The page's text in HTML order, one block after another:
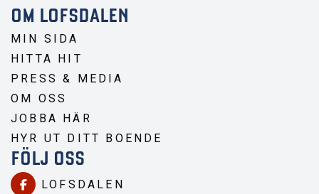
OM LOFSDALEN
MIN SIDA
HITTA HIT
PRESS & MEDIA
OM OSS
JOBBA HÄR
HYR UT DITT BOENDE
FÖLJ OSS
LOFSDALEN